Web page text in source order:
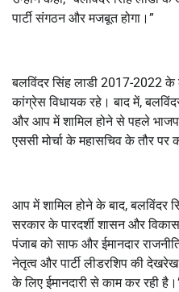
पार्टी संगठन और मजबूत होगा।”
बलविंदर सिंह लाडी 2017-2022 के
कांग्रेस विधायक रहे। बाद में,
और आप में शामिल होने से पहले
एससी मोर्चा के महासचिव के तौर पर
आप में शामिल होने के बाद, बलविंदर
सरकार के पारदर्शी शासन और विकास
पंजाब को साफ और ईमानदार
नेतृत्व और पार्टी लीडरशिप की
के लिए ईमानदारी से काम कर रही